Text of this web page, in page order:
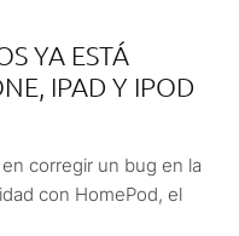
YA ESTÁ
IPAD Y IPOD
corregir un bug en la
con HomePod, el